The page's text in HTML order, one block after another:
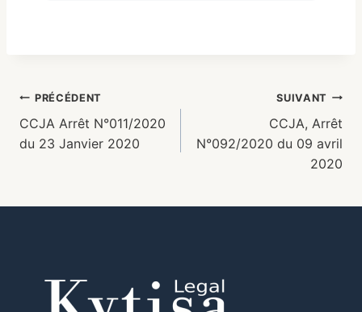
PRÉCÉDENT
CCJA Arrêt N°011/2020
du 23 Janvier 2020
SUIVANT
CCJA, Arrêt
N°092/2020 du 09 avril
2020